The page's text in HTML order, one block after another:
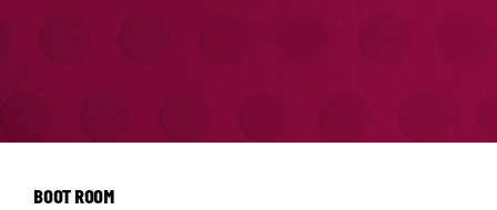
BOOT ROOM